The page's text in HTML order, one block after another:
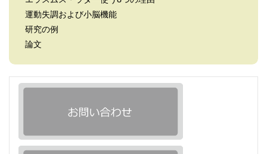
運動失調および小脳機能
研究の例
論文